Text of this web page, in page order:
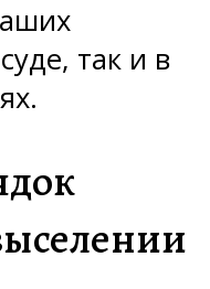
так и в